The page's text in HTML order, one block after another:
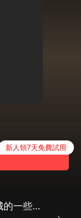
新人領7天免費試用
紫塞遺珠 |關於明長城的一些歷史